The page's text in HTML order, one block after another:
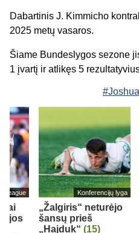
Dabartinis J. Kimmicho
2025 metų vasaros.
Šiame Bundeslygos sezone
1 įvartį ir atlikęs 5
League Konferencijų lyga
„Žalgiris“ neturėjo
šansų prieš
„Hajduk“ (15)